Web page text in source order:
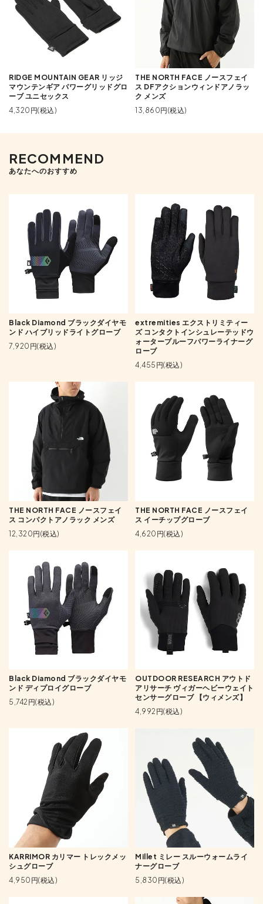
RIDGE MOUNTAIN GEAR リッジ
マウンテンギア パワーグリッドグロ
ーブ ユニセックス
4,320円(税込)
THE NORTH FACE ノースフェイ
ス DFアクションウィンドアノラッ
ク メンズ
13,860円(税込)
RECOMMEND
あなたへのおすすめ
Black Diamond ブラックダイヤモ
ンド ハイブリッドライトグローブ
7,920円(税込)
extremities エクストリミティー
ズ コンタクトインシュレーテッドウ
ォータープルーフパワーライナーグ
ローブ
4,455円(税込)
THE NORTH FACE ノースフェイ
ス コンパクトアノラック メンズ
12,320円(税込)
THE NORTH FACE ノースフェイ
ス イーチップグローブ
4,620円(税込)
Black Diamond ブラックダイヤモ
ンド ディプロイグローブ
5,742円(税込)
OUTDOOR RESEARCH アウトド
アリサーチ ヴィガーヘビーウェイト
センサーグローブ 【ウィメンズ】
4,992円(税込)
KARRIMOR カリマー トレックメッ
シュグローブ
4,950円(税込)
Millet ミレー スルーウォームライ
ナーグローブ
5,830円(税込)